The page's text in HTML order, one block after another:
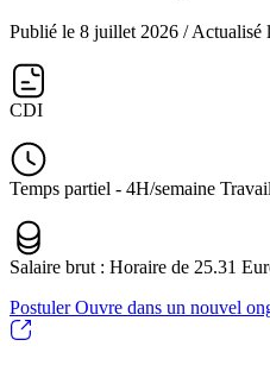
Publié le 8 juillet 2026 / Actualisé
CDI
Temps partiel - 4H/semaine
Salaire brut : Horaire de 25.31
PostulerOuvre dans un nouvel